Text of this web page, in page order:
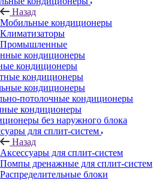
Назад
Мобильные кондиционеры
Климатизаторы
Промышленные
кондиционеры
кондиционеры
кондиционеры
кондиционеры
потолочные кондиционеры
кондиционеры
без наружного блока
для сплит-систем
Назад
Аксессуары для сплит-систем
Помпы дренажные для сплит-систем
Распределительные блоки